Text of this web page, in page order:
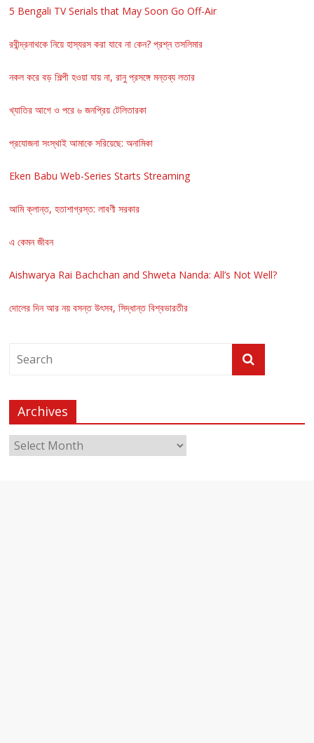
5 Bengali TV Serials that May Soon Go Off-Air
রবীন্দ্রনাথকে নিয়ে হাস্যরস করা যাবে না কেন? প্রশ্ন তসলিমার
নকল করে বড় শিল্পী হওয়া যায় না, রানু প্রসঙ্গে মন্তব্য লতার
খ্যাতির আগে ও পরে ৬ জনপ্রিয় টেলিতারকা
প্রযোজনা সংস্থাই আমাকে সরিয়েছে: অনামিকা
Eken Babu Web-Series Starts Streaming
আমি ক্লান্ত, হতাশাগ্রস্ত: লাবণী সরকার
এ কেমন জীবন
Aishwarya Rai Bachchan and Shweta Nanda: All’s Not Well?
দোলের দিন আর নয় বসন্ত উৎসব, সিদ্ধান্ত বিশ্বভারতীর
Archives